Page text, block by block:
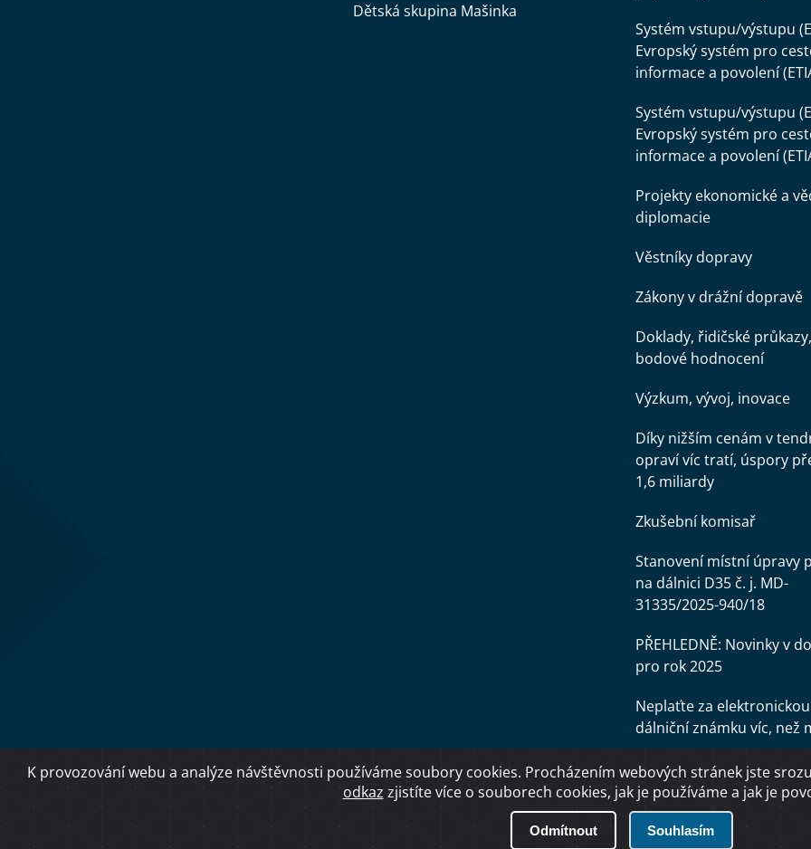
Dětská skupina Mašinka
Systém vstupu/výstupu
Evropský systém pro
informace a povolení
Systém vstupu/výstupu
Evropský systém pro
informace a povolení
Projekty ekonomické a
diplomacie
Věstníky dopravy
Zákony v drážní dopravě
Doklady, řidičské průkazy,
bodové hodnocení
Výzkum, vývoj, inovace
Díky nižším cenám v
opraví víc tratí, úspory
1,6 miliardy
Zkušební komisař
Stanovení místní úpravy
na dálnici D35 č. j. MD-
31335/2025-940/18
PŘEHLEDNĚ: Novinky v
pro rok 2025
Neplaťte za elektronickou
dálniční známku víc, než
K provozování webu a analýze návštěvnosti používáme soubory cookies. Procházením webových stránek jste
odkaz zjistíte více o souborech cookies, jak je používáme a jak je
Odmítnout Souhlasím